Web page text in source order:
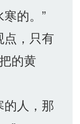
的。”
，只有
的黄
人，那